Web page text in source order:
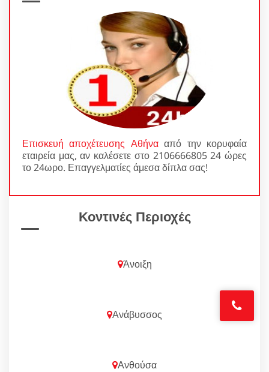
Επισκευή αποχέτευσης Αθήνααπό την κορυφαία
εταιρεία μας, αν καλέσετε στο 2106666805 24 ώρες
το 24ωρο. Επαγγελματίες άμεσα δίπλα σας!
Κοντινές Περιοχές
Άνοιξη
Ανάβυσσος
Ανθούσα